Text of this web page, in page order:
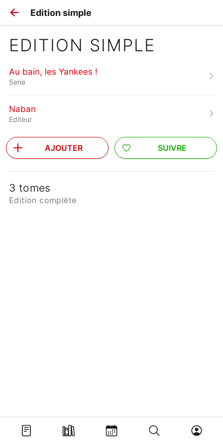
Edition simple
EDITION SIMPLE
Au bain, les Yankees !
Serie
Naban
Editeur
AJOUTER SUIVRE
3 tomes
Edition complète